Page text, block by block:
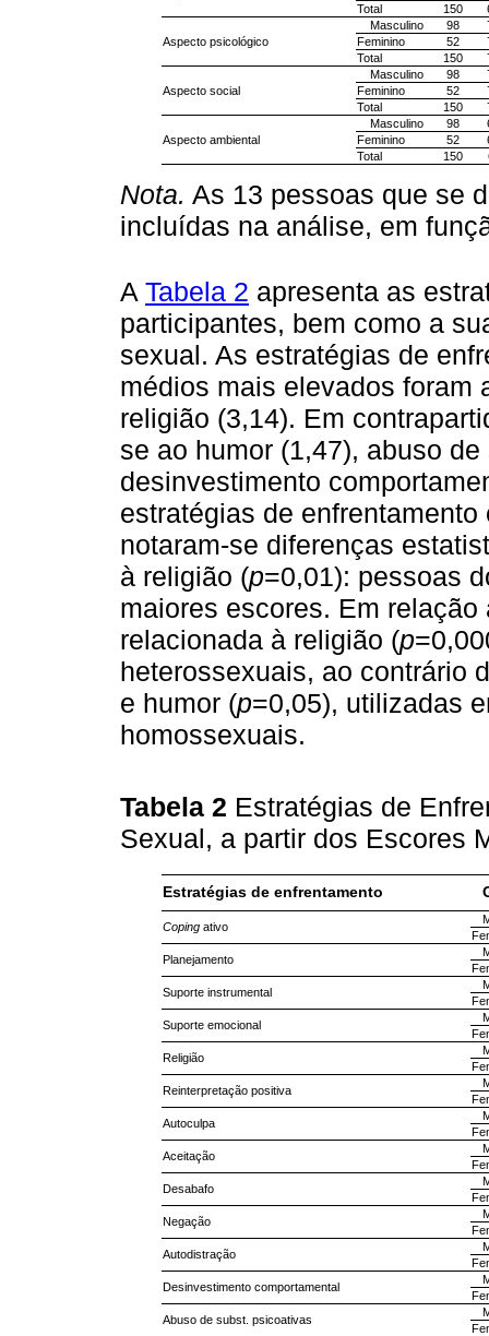
Total
150
Aspecto psicológico
Masculino 98
Feminino
52
Total
150
Aspecto social
Masculino 98
Feminino
52
Total
150
Aspecto ambiental
Masculino 98
Feminino
52
Total
150
Nota. As 13 pessoas que se
incluídas na análise, em
A Tabela 2 apresenta as
participantes, bem como a
sexual. As estratégias de
médios mais elevados foram
religião (3,14). Em
se ao humor (1,47), abuso
desinvestimento
estratégias de
notaram-se diferenças
à religião (p=0,01): pessoas
maiores escores. Em
relacionada à religião (p
heterossexuais, ao contrário
e humor (p=0,05), utilizadas
homossexuais.
Tabela 2 Estratégias de
Sexual, a partir dos Escores
Estratégias de enfrentamento
Copingativo
Planejamento
Suporte instrumental
Suporte emocional
Religião
Reinterpretação positiva
Autoculpa
Aceitação
Desabafo
Negação
Autodistração
Desinvestimento comportamental
Abuso de subst. psicoativas